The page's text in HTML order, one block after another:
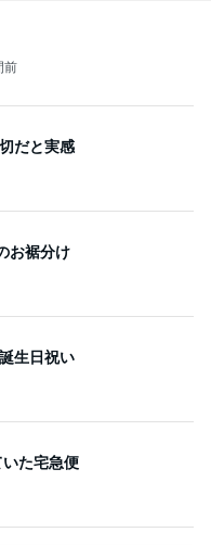
前
だと実感
お裾分け
生日祝い
た宅急便